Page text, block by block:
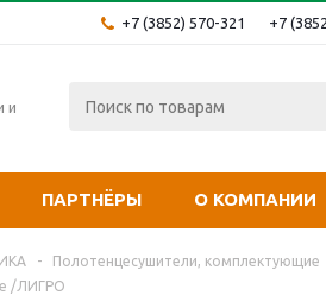
+7 (3852) 570-321 +7
и
ПАРТНЁРЫ О КОМПАНИИ
- Полотенцесушители, комплектующие
/ЛИГРО